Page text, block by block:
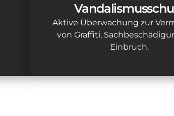
Aktive Überwachung zur
von Graffiti,
Einbruch.